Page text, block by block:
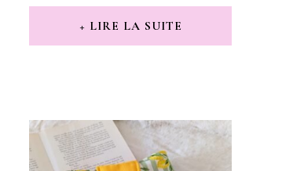
LIRE LA SUITE